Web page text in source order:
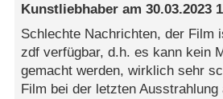
Kunstliebhaber am30.03.2023
Schlechte Nachrichten, der Film
zdf verfügbar, d.h. es kann kein
gemacht werden, wirklich sehr
Film bei der letzten Ausstrahlung